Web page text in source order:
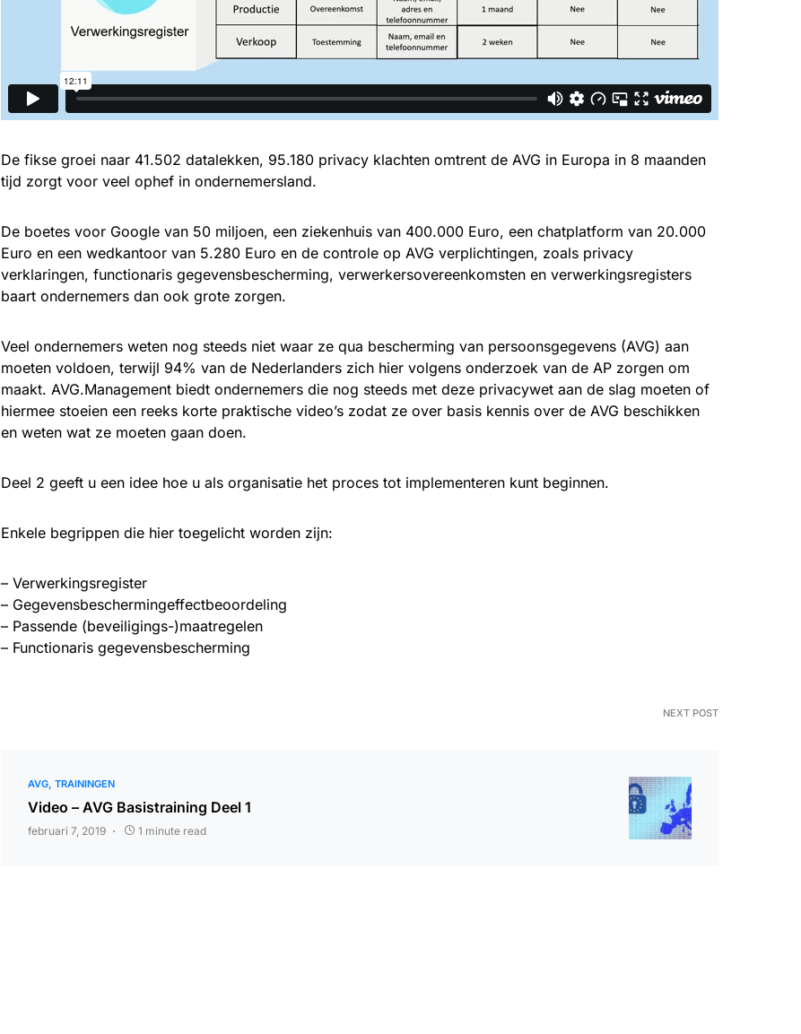
De fikse groei naar 41.502 datalekken, 95.180 privacy klachten omtrent de AVG in Europa in 8 maanden
tijd zorgt voor veel ophef in ondernemersland.
De boetes voor Google van 50 miljoen, een ziekenhuis van 400.000 Euro, een chatplatform van 20.000
Euro en een wedkantoor van 5.280 Euro en de controle op AVG verplichtingen, zoals privacy
verklaringen, functionaris gegevensbescherming, verwerkersovereenkomsten en verwerkingsregisters
baart ondernemers dan ook grote zorgen.
Veel ondernemers weten nog steeds niet waar ze qua bescherming van persoonsgegevens (AVG) aan
moeten voldoen, terwijl 94% van de Nederlanders zich hier volgens onderzoek van de AP zorgen om
maakt. AVG.Management biedt ondernemers die nog steeds met deze privacywet aan de slag moeten of
hiermee stoeien een reeks korte praktische video’s zodat ze over basis kennis over de AVG beschikken
en weten wat ze moeten gaan doen.
Deel 2 geeft u een idee hoe u als organisatie het proces tot implementeren kunt beginnen.
Enkele begrippen die hier toegelicht worden zijn:
– Verwerkingsregister
– Gegevensbeschermingeffectbeoordeling
– Passende (beveiligings-)maatregelen
– Functionaris gegevensbescherming
NEXT POST
AVG TRAININGEN
Video – AVG Basistraining Deel 1
februari 7, 2019 1 minute read